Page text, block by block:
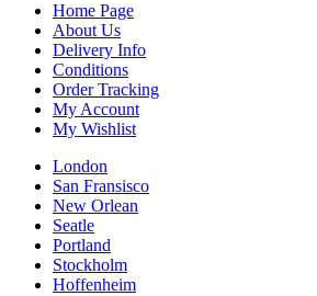
Home Page
About Us
Delivery Info
Conditions
Order Tracking
My Account
My Wishlist
London
San Fransisco
New Orlean
Seatle
Portland
Stockholm
Hoffenheim